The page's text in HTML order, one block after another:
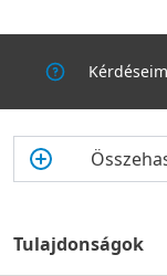
Tulajdonságok